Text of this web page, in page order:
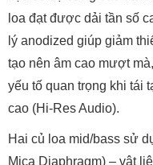
diện rõ ràng của từng
ứng ở mọi vị trí.